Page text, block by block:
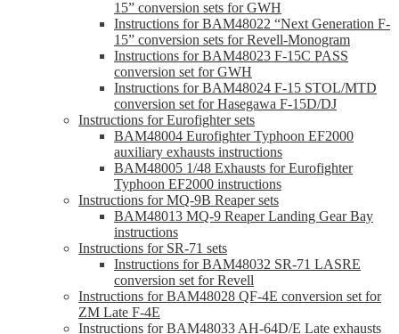
15” conversion sets for GWH
Instructions for BAM48022 “Next Generation F-
15” conversion sets for Revell-Monogram
Instructions for BAM48023 F-15C PASS
conversion set for GWH
Instructions for BAM48024 F-15 STOL/MTD
conversion set for Hasegawa F-15D/DJ
Instructions for Eurofighter sets
BAM48004 Eurofighter Typhoon EF2000
auxiliary exhausts instructions
BAM48005 1/48 Exhausts for Eurofighter
Typhoon EF2000 instructions
Instructions for MQ-9B Reaper sets
BAM48013 MQ-9 Reaper Landing Gear Bay
instructions
Instructions for SR-71 sets
Instructions for BAM48032 SR-71 LASRE
conversion set for Revell
Instructions for BAM48028 QF-4E conversion set for
ZM Late F-4E
Instructions for BAM48033 AH-64D/E Late exhausts